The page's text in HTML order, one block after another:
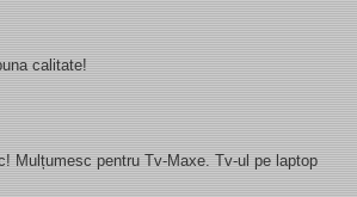
calitate!
Mulțumesc pentru Tv-Maxe. Tv-ul pe laptop